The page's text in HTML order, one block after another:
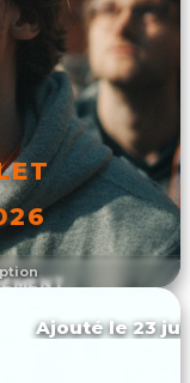
Ajouté le 23